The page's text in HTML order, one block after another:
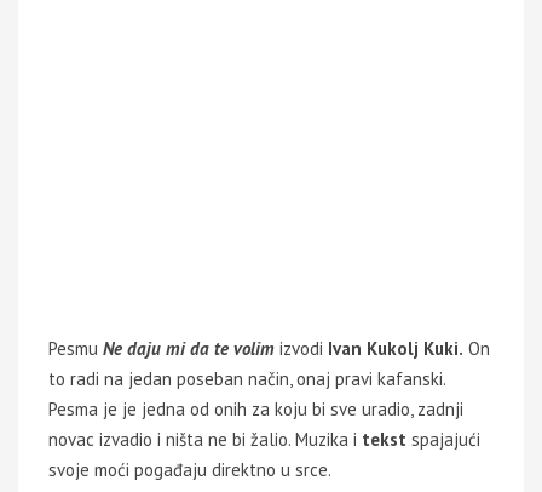
Pesmu Ne daju mi da te volim izvodi Ivan Kukolj Kuki. On
to radi na jedan poseban način, onaj pravi kafanski.
Pesma je je jedna od onih za koju bi sve uradio, zadnji
novac izvadio i ništa ne bi žalio. Muzika i tekst spajajući
svoje moći pogađaju direktno u srce.